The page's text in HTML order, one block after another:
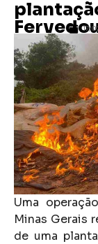
17/
Uma
Minas Gerais
de uma